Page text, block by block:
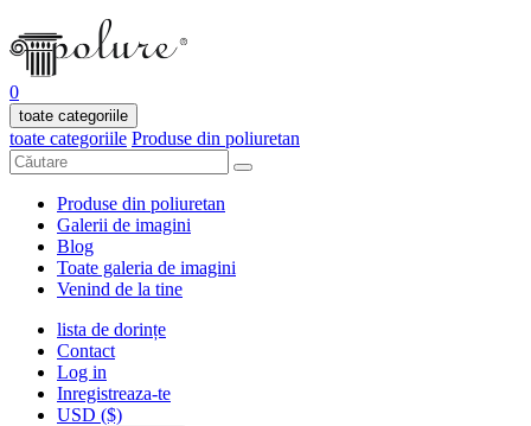
0
toate categoriile
toate categoriile Produse din poliuretan
Produse din poliuretan
Galerii de imagini
Blog
Toate galeria de imagini
Venind de la tine
lista de dorințe
Contact
Log in
Inregistreaza-te
USD ($)